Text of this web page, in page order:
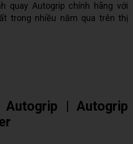
quay Autogrip chính hãng với
trong nhiều năm qua trên thị
Autogrip | Autogrip